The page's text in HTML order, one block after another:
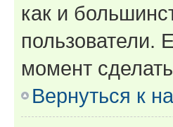
как и
пользователи.
момент
Вернуться к